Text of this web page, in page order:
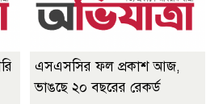
এসএসসির ফল প্রকাশ আজ,
ভাঙছে ২০ বছরের রেকর্ড